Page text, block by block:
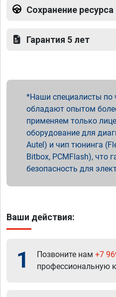
Сохранение ресурса
Гарантия 5 лет
Наши специалисты по
обладают опытом
применяем только
оборудование для
Autel) и чип тюнинга
Bitbox, PCMFlash), что
безопасность для
Ваши действия:
1 Позвоните нам +7
профессиональную